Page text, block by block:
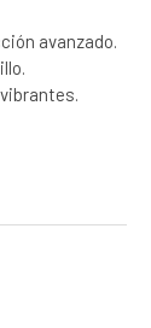
avanzado.